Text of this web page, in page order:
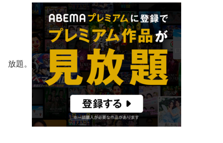
放題。